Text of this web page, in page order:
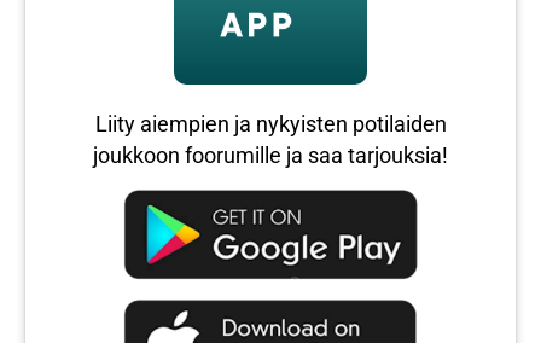
Liity aiempien ja nykyisten potilaiden
joukkoon foorumille ja saa tarjouksia!